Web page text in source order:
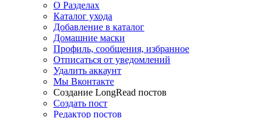
О Разделах
Каталог ухода
Добавление в каталог
Домашние маски
Профиль, сообщения, избранное
Отписаться от уведомлений
Удалить аккаунт
Мы Вконтакте
Создание LongRead постов
Создать пост
Редактор постов